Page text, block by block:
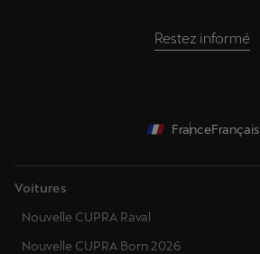
Restez informé
FranceFrançais
Voitures
Nouvelle CUPRA Raval
Nouvelle CUPRA Born 2026